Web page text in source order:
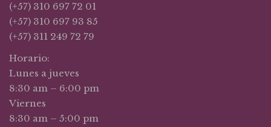
(+57) 310 697 72 01
(+57) 310 697 93 85
(+57) 311 249 72 79
Horario:
Lunes a jueves
8:30 am – 6:00 pm
Viernes
8:30 am – 5:00 pm